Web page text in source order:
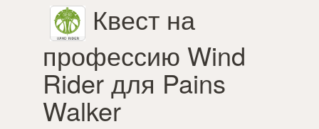
Квест на
профессию Wind
Rider для Pains
Walker